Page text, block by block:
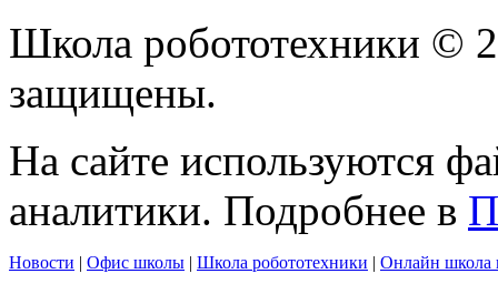
Школа робототехники ©
защищены.
На сайте используются
аналитики. Подробнее в
Новости | Офис школы | Школа робототехники | Онлайн школа